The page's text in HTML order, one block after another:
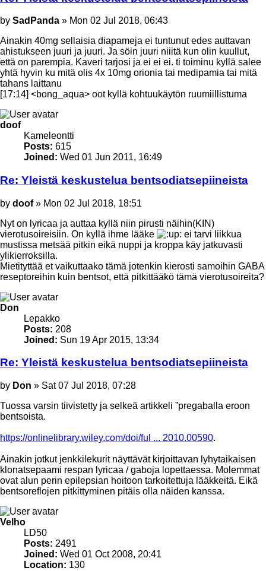
Post
by SadPanda » Mon 02 Jul 2018, 06:43
Ainakin 40mg sellaisia diapameja ei tuntunut edes auttavan
ahistukseen juuri ja juuri. Ja söin juuri niiitä kun olin kuullut,
että on parempia. Kaveri tarjosi ja ei ei ei. ti toiminu kyllä salee
yhtä hyvin ku mitä olis 4x 10mg orionia tai medipamia tai mitä
tahans laittanu
[17:14] <bong_aqua> oot kyllä kohtuukäytön ruumiillistuma
doof
Kameleontti
Posts: 615
Joined: Wed 01 Jun 2011, 16:49
Re: Yleistä keskustelua bentsodiatsepiineista
Post
by doof» Mon 02 Jul 2018, 18:51
Nyt on lyricaa ja auttaa kyllä niin pirusti näihin(KIN)
vierotusoireisiin. On kyllä ihme lääke
ei tarvi liikkua
mustissa metsää pitkin eikä nuppi ja kroppa käy jatkuvasti
ylikierroksilla.
Mietityttää et vaikuttaako tämä jotenkin kierosti samoihin GABA
reseptoreihin kuin bentsot, että pitkittääkö tämä vierotusoireita?
Don
Lepakko
Posts: 208
Joined: Sun 19 Apr 2015, 13:34
Re: Yleistä keskustelua bentsodiatsepiineista
Post
by Don » Sat 07 Jul 2018, 07:28
Tuossa varsin tiivistetty ja selkeä artikkeli ”pregaballa eroon
bentsoista.
https://onlinelibrary.wiley.com/doi/ful ... 2010.00590.
Ainakin jotkut jenkkilekurit näyttävät kirjoittavan lyhytaikaisen
klonatsepaami respan lyricaa / gaboja lopettaessa. Molemmat
ovat alun perin epilepsian hoitoon tarkoitettuja lääkkeitä. Eikä
bentsoreflojen pitkittyminen pitäis olla näiden kanssa.
Velho
LD50
Posts: 2491
Joined: Wed 01 Oct 2008, 20:41
Location: 130